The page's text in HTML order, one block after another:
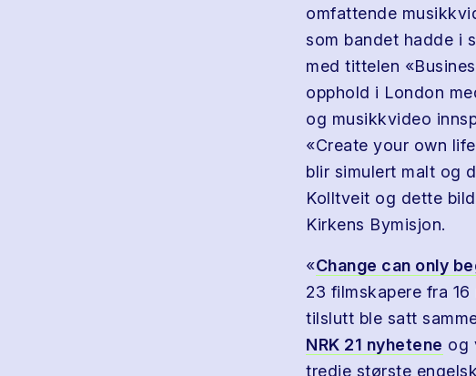
omfattende
som bandet hadde i
med tittelen
opphold i London
og musikkvideo
«Create your own
blir simulert malt og
Kolltveit og dette
Kirkens Bymisjon.
«Change can only
23 filmskapere fra
tilslutt ble satt
NRK 21 nyhetene og
tredje største